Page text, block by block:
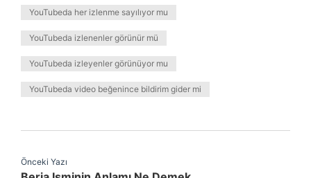
YouTubeda her izlenme sayılıyor mu
YouTubeda izlenenler görünür mü
YouTubeda izleyenler görünüyor mu
YouTubeda video beğenince bildirim gider mi
Önceki Yazı